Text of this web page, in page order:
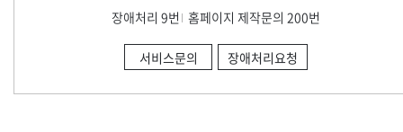
장애처리 9번 홈페이지 제작문의 200번
서비스문의 장애처리요청